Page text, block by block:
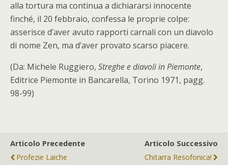
alla tortura ma continua a dichiararsi innocente
finché, il 20 febbraio, confessa le proprie colpe:
asserisce d’aver avuto rapporti carnali con un diavolo
di nome Zen, ma d’aver provato scarso piacere.
(Da: Michele Ruggiero, Streghe e diavoli in Piemonte,
Editrice Piemonte in Bancarella, Torino 1971, pagg.
98-99)
Articolo Precedente
Profezie Laiche
Articolo Successivo
Chitarra Resofonica!